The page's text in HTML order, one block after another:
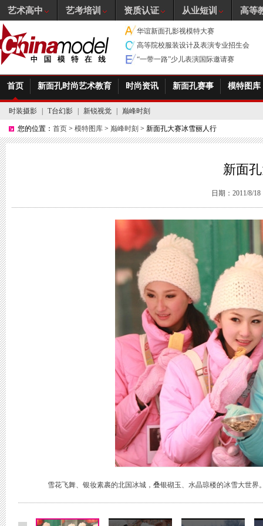
华谊新面孔影视模特大赛
高等院校服装设计及表演专业招生会
“一带一路”少儿表演国际邀请赛
首页 新面孔时尚艺术教育 时尚资讯 新面孔赛事 模特图库
时装摄影 T台幻影 新锐视觉 巅峰时刻
您的位置： 首页 > 模特图库 > 巅峰时刻 > 新面孔大赛冰雪丽人行
新面
日期：2011/8/18
雪花飞舞、银妆素裹的北国冰城，叠银砌玉、水晶琼楼的冰雪大世
艺术高中 艺考培训 资质认证 从业短训 高等